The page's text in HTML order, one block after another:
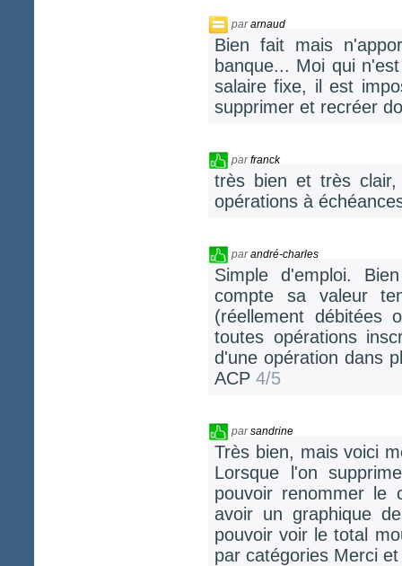
pararnaud
Bien fait mais
banque... Moi qui
salaire fixe, il est
supprimer et recréer
parfranck
très bien et très
opérations à
parandré-charles
Simple d'emploi.
compte sa valeur
(réellement débitées
toutes opérations
d'une opération dans
ACP 4/5
parsandrine
Très bien, mais voici
Lorsque l'on
pouvoir renommer le
avoir un graphique
pouvoir voir le total
par catégories Merci